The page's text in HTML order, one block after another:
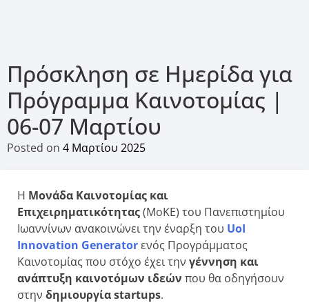
Πρόσκληση σε Ημερίδα για
Πρόγραμμα Καινοτομίας |
06-07 Μαρτίου
Posted on 4 Μαρτίου 2025
Η Μονάδα Καινοτομίας και
Επιχειρηματικότητας(ΜοΚΕ) του Πανεπιστημίου
Ιωαννίνων ανακοινώνει την έναρξη του UoI
Innovation Generatorενός Προγράμματος
Καινοτομίας που στόχο έχει την γέννηση και
ανάπτυξη καινοτόμων ιδεών που θα οδηγήσουν
στην δημιουργίαstartups.